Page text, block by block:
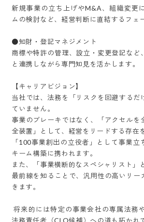
新規事業の立ち上げやM&A、組織変更
ムの検討など、経営判断に直結するフェ
●知財・登記マネジメント
商標や特許の管理、設立・変更登記など
と連携しながら専門知見を活かします。
【キャリアビジョン】
当社では、法務を「リスクを回避するだ
ていません。
事業のブレーキではなく、「アクセルを
全装置」として、経営をリードする存在
「100事業創出の立役者」として事業立
キーム構築に携われます。
また、「事業横断的なスペシャリスト」
最前線を知ることで、汎用性の高いリー
きます。
将来的には特定の事業会社の専属法務や、グループ全体の